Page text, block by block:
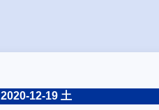
2020-12-19 土